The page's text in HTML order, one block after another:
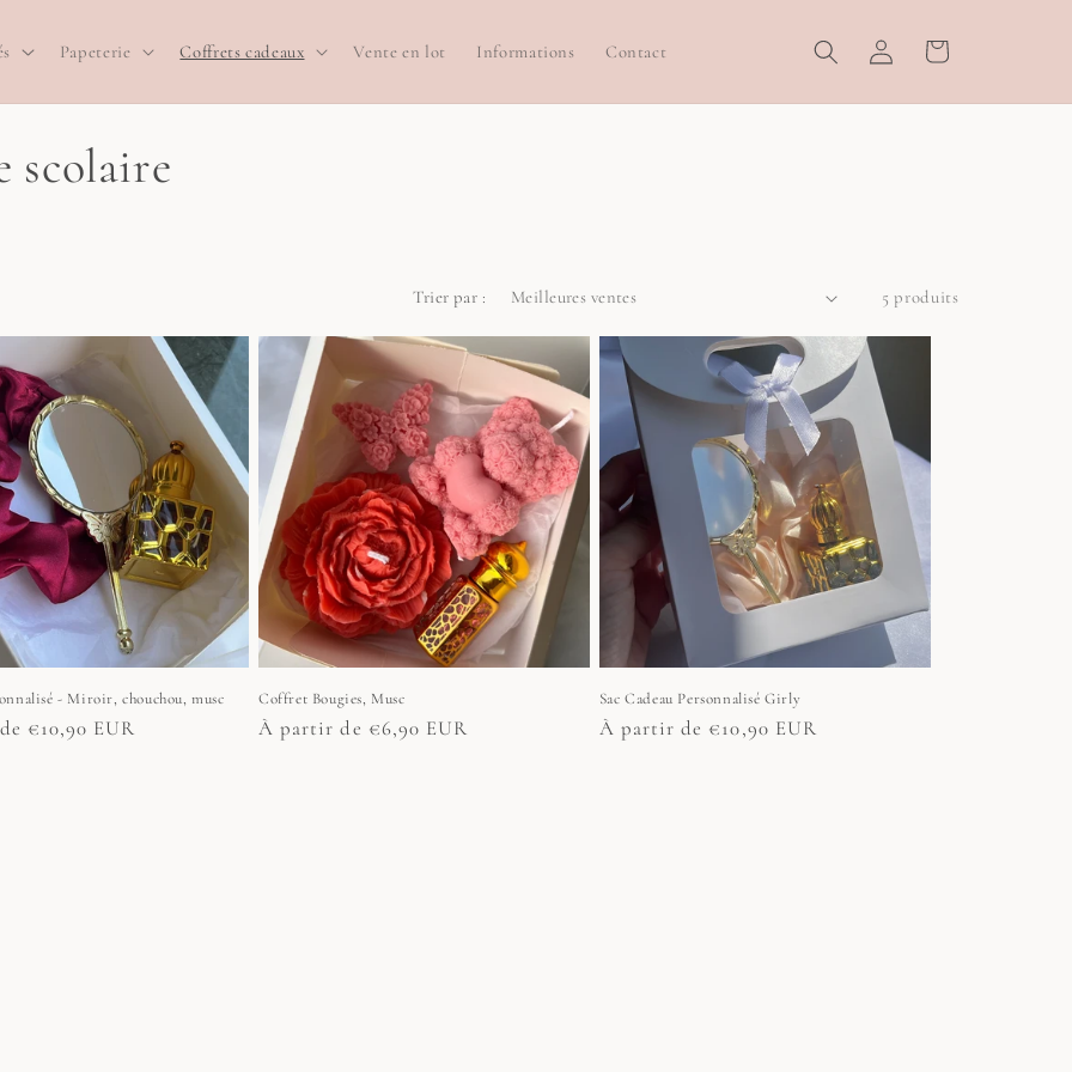
Papeterie Coffrets cadeaux Vente en lot Informations Contact Connexion Panier
scolaire
Trier par : 5 produits
- Miroir, chouchou, musc
€10,90 EUR
Coffret Bougies, Musc
Prix
À partir de €6,90 EUR
Sac Cadeau Personnalisé Girly
Prix
À partir de €10,90 EUR